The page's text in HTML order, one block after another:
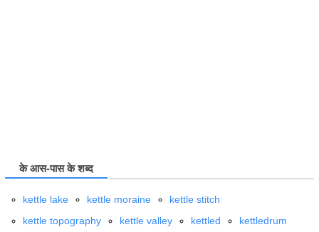
के आस-पास के शब्द
kettle lake kettle moraine
kettle stitch
kettle topography
kettle valley kettled kettledrum